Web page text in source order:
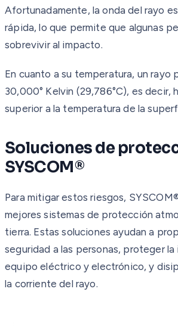
Afortunadamente, la onda del rayo
rápida, lo que permite que algunas
sobrevivir al impacto.
En cuanto a su temperatura, un rayo
30,000° Kelvin (29,786°C), es decir,
superior a la temperatura de la
Soluciones de
SYSCOM®
Para mitigar estos riesgos,
mejores sistemas de protección
tierra. Estas soluciones ayudan a
seguridad a las personas, proteger
equipo eléctrico y electrónico, y
la corriente del rayo.